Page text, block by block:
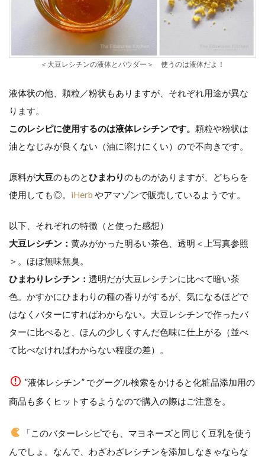
＜大豆レシチンの液体とパウダー＞ 使うのは液体だよ！
液体状の他、顆粒／粉状もありますが、それぞれ用途が異な
ります。
このレシピに使用するのは液体レシチンです。 顆粒や粉状は
油となじみが良くない（油に溶けにくい）ので不向きです。
原料が大豆のものとひまわりのものがありますが、どちらを
使用しても◎。 iHerb やアマゾンで販売しているようです。
以下、それぞれの特徴（と使った感想）
大豆レシチン： 黄みがかった明るい茶色、透明＜上写真参照
＞。ほぼ無味無臭。
ひまわりレシチン： 透明だが大豆レシチンに比べて暗い茶
色。かすかにひまわりの種の香りがするが、気になるほどで
はなくバターにすればわからない。大豆レシチンで作ったバ
ターに比べると、ほんの少しくすんだ色味に仕上がる（並べ
て比べなければわからない程度の差）。
”液体レシチン” でグーグル検索をかけると化粧品添加用の
商品も多くヒットするようなので購入の際はご注意を。
「このバターレシピでも、マヨネーズと同じく豆乳を使う
んでしょ。なんで、わざわざレシチンを添加しなきゃならな